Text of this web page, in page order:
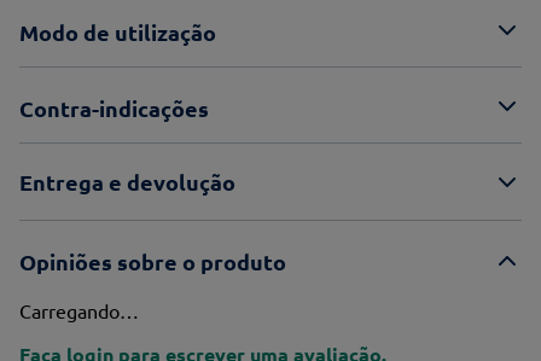
Modo de utilização
Contra-indicações
Entrega e devolução
Opiniões sobre o produto
Carregando…
Faça login para escrever uma avaliação.